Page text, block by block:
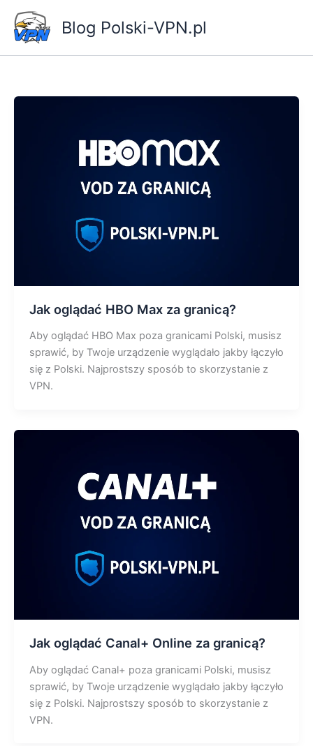
content
Blog Polski-VPN.pl
Jak oglądać HBO Max za granicą?
Aby oglądać HBO Max poza granicami Polski, musisz
sprawić, by Twoje urządzenie wyglądało jakby łączyło
się z Polski. Najprostszy sposób to skorzystanie z
VPN.
Jak oglądać Canal+ Online za granicą?
Aby oglądać Canal+ poza granicami Polski, musisz
sprawić, by Twoje urządzenie wyglądało jakby łączyło
się z Polski. Najprostszy sposób to skorzystanie z
VPN.